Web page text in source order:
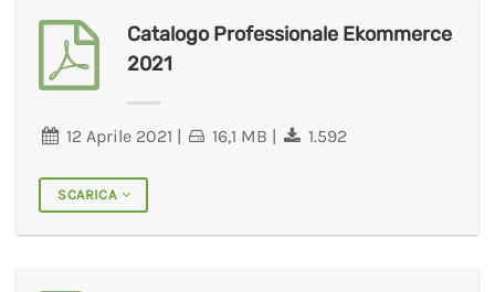
Catalogo Professionale Ekommerce
2021
12 Aprile 2021 | 16,1 MB | 1.592
SCARICA